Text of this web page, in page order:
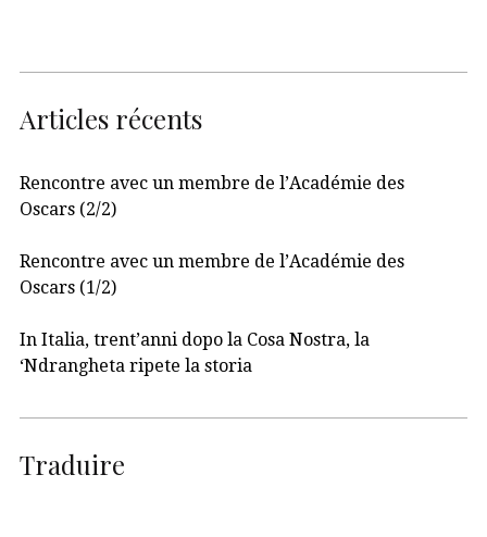
Articles récents
Rencontre avec un membre de l’Académie des
Oscars (2/2)
Rencontre avec un membre de l’Académie des
Oscars (1/2)
In Italia, trent’anni dopo la Cosa Nostra, la
‘Ndrangheta ripete la storia
Traduire